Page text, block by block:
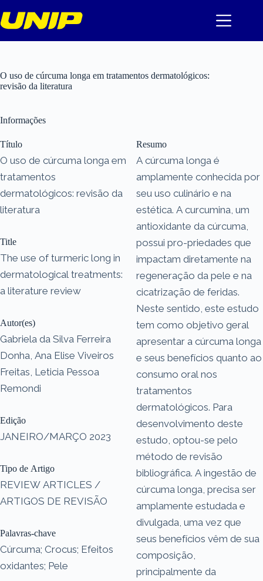
para
o
O uso de cúrcuma longa em tratamentos dermatológicos:
revisão da literatura
Informações
Título
O uso de cúrcuma longa em
tratamentos
dermatológicos: revisão da
literatura
Title
The use of turmeric long in
dermatological treatments:
a literature review
Autor(es)
Gabriela da Silva Ferreira
Donha, Ana Elise Viveiros
Freitas, Leticia Pessoa
Remondi
Edição
JANEIRO/MARÇO 2023
Tipo de Artigo
REVIEW ARTICLES /
ARTIGOS DE REVISÃO
Palavras-chave
Cúrcuma; Crocus; Efeitos
oxidantes; Pele
Resumo
A cúrcuma longa é
amplamente conhecida por
seu uso culinário e na
estética. A curcumina, um
antioxidante da cúrcuma,
possui pro-priedades que
impactam diretamente na
regeneração da pele e na
cicatrização de feridas.
Neste sentido, este estudo
tem como objetivo geral
apresentar a cúrcuma longa
e seus benefícios quanto ao
consumo oral nos
tratamentos
dermatológicos. Para
desenvolvimento deste
estudo, optou-se pelo
método de revisão
bibliográfica. A ingestão de
cúrcuma longa, precisa ser
amplamente estudada e
divulgada, uma vez que
seus benefícios vêm de sua
composição,
principalmente da